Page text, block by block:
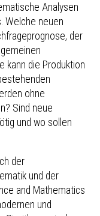
Analysen
Welche neuen
der
kann die Produktion
ohne
Sind neue
und wo sollen
der
und der
and Mathematics
und